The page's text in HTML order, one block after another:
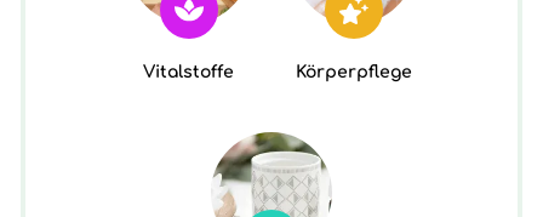
Vitalstoffe Körperpflege